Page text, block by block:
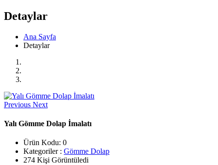
Detaylar
Ana Sayfa
Detaylar
Previous Next
Yalı Gömme Dolap İmalatı
Ürün Kodu: 0
Kategoriler : Gömme Dolap
274 Kişi Görüntüledi